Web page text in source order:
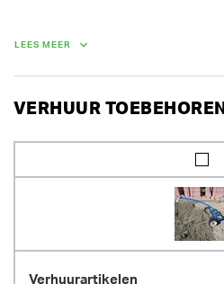
LEES MEER
VERHUUR TOEBEHOREN